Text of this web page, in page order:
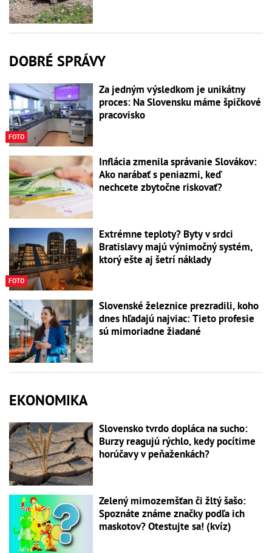
DOBRÉ SPRÁVY
FOTO
Za jedným výsledkom je unikátny
proces: Na Slovensku máme špičkové
pracovisko
Inflácia zmenila správanie Slovákov:
Ako narábať s peniazmi, keď
nechcete zbytočne riskovať?
FOTO
Extrémne teploty? Byty v srdci
Bratislavy majú výnimočný systém,
ktorý ešte aj šetrí náklady
Slovenské železnice prezradili, koho
dnes hľadajú najviac: Tieto profesie
sú mimoriadne žiadané
EKONOMIKA
Slovensko tvrdo dopláca na sucho:
Burzy reagujú rýchlo, kedy pocítime
horúčavy v peňaženkách?
Zelený mimozemšťan či žltý šašo:
Spoznáte známe značky podľa ich
maskotov? Otestujte sa! (kvíz)